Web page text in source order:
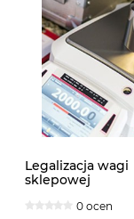
Legalizacja wagi
sklepowej
0 ocen